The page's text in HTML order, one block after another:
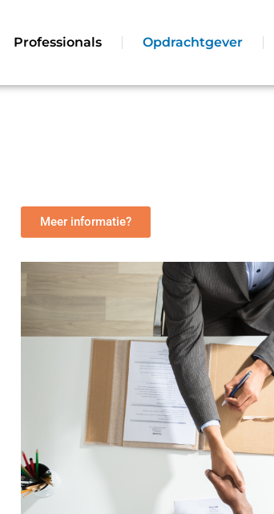
Professionals Opdrachtgever
Meer informatie?